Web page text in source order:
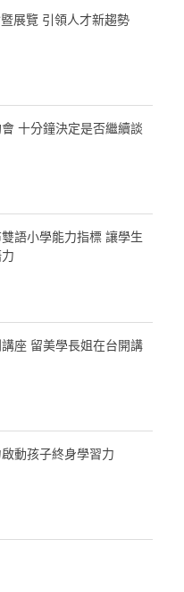
展覽 引領人才新趨勢
十分鐘決定是否繼續談
語小學能力指標 讓學生
座 留美學長姐在台開講
動孩子終身學習力